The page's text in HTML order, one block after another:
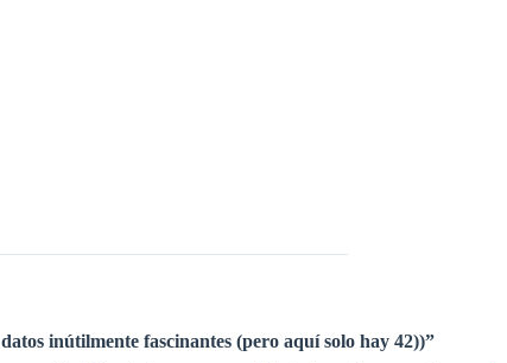
inútilmente fascinantes (pero aquí solo hay 42))”